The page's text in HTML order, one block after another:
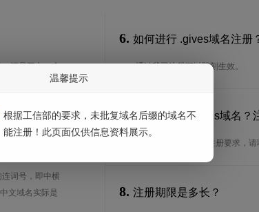
还是开办一个
词号，即中横
文域名实际是
6. 如何进行 .gives域名注册
通过我司注册可以即刻生效。
7. 谁可以注册 .gives域名？
想了解.gives域名的注册要求，请
8. 注册期限是多长？
温馨提示
根据工信部的要求，未批复域名后缀的域名不
能注册！此页面仅供信息资料展示。